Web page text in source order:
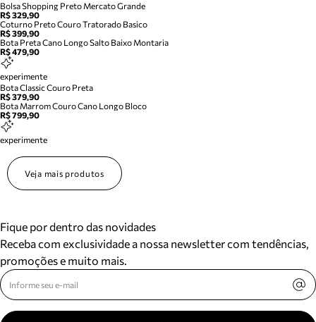
Bolsa Shopping Preto Mercato Grande
R$ 329,90
Coturno Preto Couro Tratorado Basico
R$ 399,90
Bota Preta Cano Longo Salto Baixo Montaria
R$ 479,90
experimente
Bota Classic Couro Preta
R$ 379,90
Bota Marrom Couro Cano Longo Bloco
R$ 799,90
experimente
Veja mais produtos
Fique por dentro das novidades
Receba com exclusividade a nossa newsletter com tendências,
promoções e muito mais.